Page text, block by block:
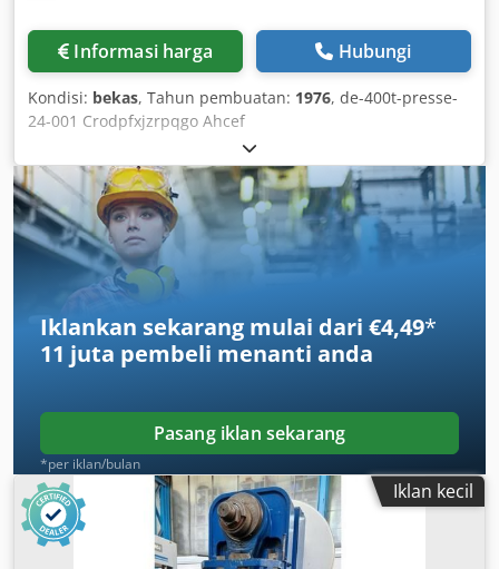
Informasi harga Hubungi
Kondisi: bekas, Tahun pembuatan: 1976, de-400t-presse-
24-001 Crodpfxjzrpqgo Ahcef
Iklankan sekarang mulai dari €4,49*
11 juta pembeli menanti anda
Pasang iklan sekarang
*per iklan/bulan
Iklan kecil